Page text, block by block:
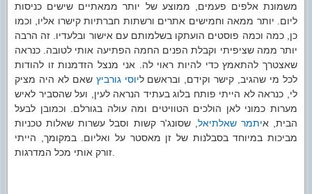
משמונת אלפים פעמים, ממוצע של יותר ממאתיים שישים כניסות
ליום. יותר ממאה וחמישים אתרים ורשתות חברתיות קישרו אליו, וכמו
כן, כמה וכמה פוסטים הועתקו בשלמותם עם אישור ובלעדיו. זה הרבה
יותר ממה שציפיתי וקבלת הפנים החמה הפתיעה אותי לטובה. כנראה
שאצטרך להתאמץ כדי להיות ראוי לה. אני מנצל הזדמנות זו להודות
לכל מי שהגיב, קישר וקידם, ובראשם ליוסי גורביץ שאם לא היה מציק
לי, כנראה לא הייתי פותח בלוג בעתיד הנראה לעין, ועל שהסביר לאיש
מערות כמוני לאן הולכים הטוויטים ומה עולה בגורלם. וכמובן לבעל
הבית, איתמר שאלתיאל , שסונג'ר קשות וסבל עשרות שאלות טכניות
מביכות במיוחד בסבלנות של זן מאסטר על ואליום. במקומך, הייתי